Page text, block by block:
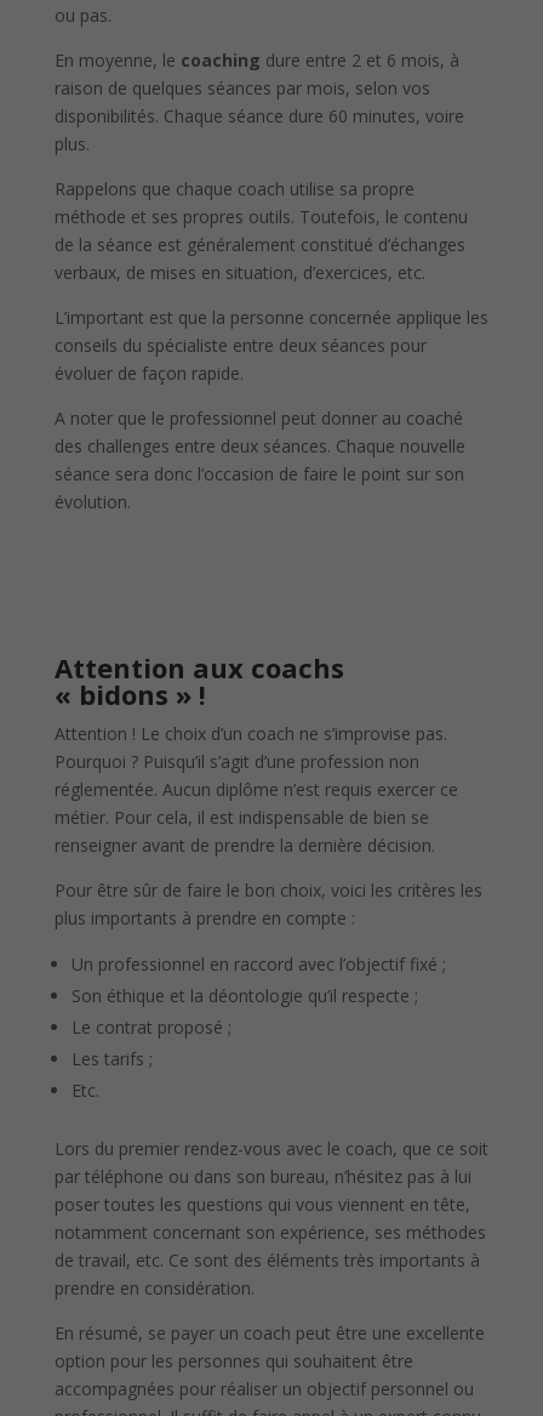
ou pas.
En moyenne, le coaching dure entre 2 et 6 mois, à
raison de quelques séances par mois, selon vos
disponibilités. Chaque séance dure 60 minutes, voire
plus.
Rappelons que chaque coach utilise sa propre
méthode et ses propres outils. Toutefois, le contenu
de la séance est généralement constitué d’échanges
verbaux, de mises en situation, d’exercices, etc.
L’important est que la personne concernée applique les
conseils du spécialiste entre deux séances pour
évoluer de façon rapide.
A noter que le professionnel peut donner au coaché
des challenges entre deux séances. Chaque nouvelle
séance sera donc l’occasion de faire le point sur son
évolution.
Attention aux coachs
« bidons » !
Attention ! Le choix d’un coach ne s’improvise pas.
Pourquoi ? Puisqu’il s’agit d’une profession non
réglementée. Aucun diplôme n’est requis exercer ce
métier. Pour cela, il est indispensable de bien se
renseigner avant de prendre la dernière décision.
Pour être sûr de faire le bon choix, voici les critères les
plus importants à prendre en compte :
Un professionnel en raccord avec l’objectif fixé ;
Son éthique et la déontologie qu’il respecte ;
Le contrat proposé ;
Les tarifs ;
Etc.
Lors du premier rendez-vous avec le coach, que ce soit
par téléphone ou dans son bureau, n’hésitez pas à lui
poser toutes les questions qui vous viennent en tête,
notamment concernant son expérience, ses méthodes
de travail, etc. Ce sont des éléments très importants à
prendre en considération.
En résumé, se payer un coach peut être une excellente
option pour les personnes qui souhaitent être
accompagnées pour réaliser un objectif personnel ou